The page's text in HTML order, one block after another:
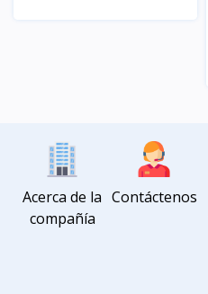
Acerca de la
compañía
Contáctenos